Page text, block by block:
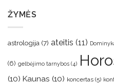
ŽYMĖS
astrologija (7) ateitis (11)
(6) gelbėjimo tarnybos (4)
(10) Kaunas (10) koncertas (5)